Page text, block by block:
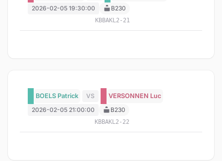
2026-02-05 19:30:00
B230
KBBAKL2-21
BOELS Patrick VS
VERSONNEN Luc
2026-02-05 21:00:00
B230
KBBAKL2-22